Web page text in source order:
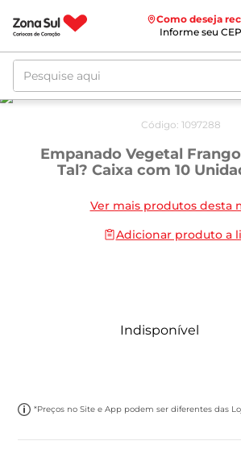
Como deseja
Informe seu CEP
Pesquise aqui
Código: 1097288
Empanado Vegetal
Tal? Caixa com 10
Ver mais produtos desta
Adicionar produto a
Indisponível
*Preços no Site e App podem ser diferentes das